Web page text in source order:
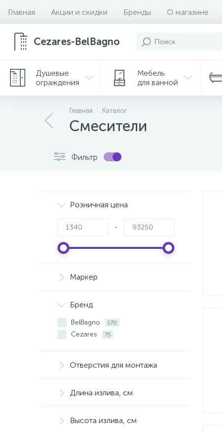
Главная Акции и скидки Бренды О магазине
Cezares-BelBagno
Душевые
ограждения
Мебель
для ванной
Главная Каталог
Смесители
Фильтр
Розничная цена
-
Маркер
Бренд
BelBagno 170
Cezares 75
Отверстия для монтажа
Длина излива, см
Высота излива, см